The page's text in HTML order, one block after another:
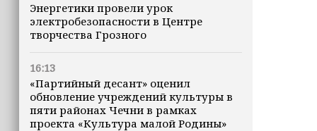
Энергетики провели урок
электробезопасности в Центре
творчества Грозного
16:13
«Партийный десант» оценил
обновление учреждений культуры в
пяти районах Чечни в рамках
проекта «Культура малой Родины»